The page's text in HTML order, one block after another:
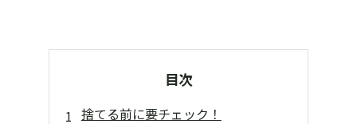
目次
捨てる前に要チェック！